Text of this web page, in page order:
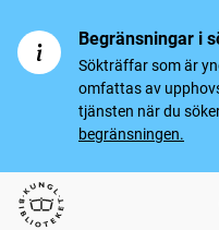
Begränsningar i
Sökträffar som är
omfattas av
tjänsten när du
begränsningen.
Svenska tidningar